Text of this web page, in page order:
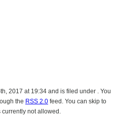
2017 at 19:34 and is filed under . You
the RSS 2.0 feed. You can skip to
not allowed.